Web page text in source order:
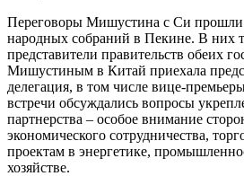
Переговоры Мишустина с Си прошли
народных собраний в Пекине. В них
представители правительств обеих
Мишустиным в Китай приехала
делегация, в том числе вице-
встречи обсуждались вопросы
партнерства – особое внимание
экономического сотрудничества,
проектам в энергетике,
хозяйстве.